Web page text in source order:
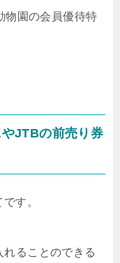
物園の会員優待特
JTBの前売り券
す。
ることのできる